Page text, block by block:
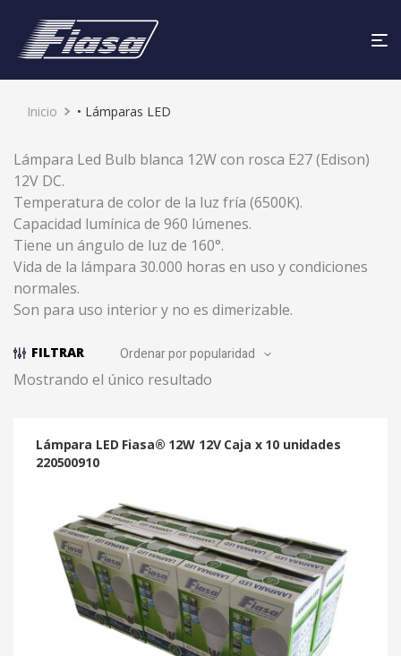
Inicio • Lámparas LED
Lámpara Led Bulb blanca 12W con rosca E27 (Edison)
12V DC.
Temperatura de color de la luz fría (6500K).
Capacidad lumínica de 960 lúmenes.
Tiene un ángulo de luz de 160°.
Vida de la lámpara 30.000 horas en uso y condiciones
normales.
Son para uso interior y no es dimerizable.
FILTRAR
Mostrando el único resultado
Lámpara LED Fiasa® 12W 12V Caja x 10 unidades
220500910